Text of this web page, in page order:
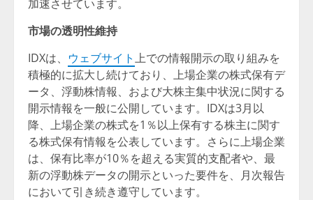
加速させています。
市場の透明性維持
IDXは、 ウェブサイト上での情報開示の取り組みを
積極的に拡大し続けており、上場企業の株式保有デ
ータ、浮動株情報、および大株主集中状況に関する
開示情報を一般に公開しています。IDXは3月以
降、上場企業の株式を1％以上保有する株主に関す
る株式保有情報を公表しています。さらに上場企業
は、保有比率が10％を超える実質的支配者や、最
新の浮動株データの開示といった要件を、月次報告
において引き続き遵守しています。